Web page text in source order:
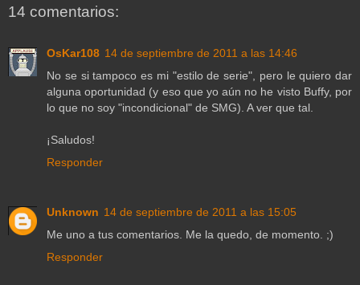
14 comentarios:
OsKar108 14 de septiembre de 2011 a las 14:46
No se si tampoco es mi "estilo de serie", pero le quiero dar
alguna oportunidad (y eso que yo aún no he visto Buffy, por
lo que no soy "incondicional" de SMG). A ver que tal.
¡Saludos!
Responder
Unknown 14 de septiembre de 2011 a las 15:05
Me uno a tus comentarios. Me la quedo, de momento. ;)
Responder